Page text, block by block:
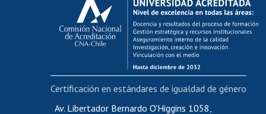
Postulación al AUCAI
Funcionarias/os
Cursos internos de capacitación
Bienestar del personal
Portal de movilidad interna
Certificado de renta
Av. Libertador Bernardo O'Higgins 1058,
Certificación en estándares de igualdad de género